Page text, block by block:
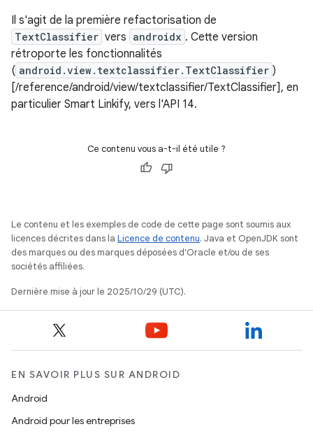
Il s'agit de la première refactorisation de
TextClassifier vers androidx . Cette version
rétroporte les fonctionnalités
( android.view.textclassifier.TextClassifier )
[/reference/android/view/textclassifier/TextClassifier], en
particulier Smart Linkify, vers l'API 14.
Ce contenu vous a-t-il été utile ?
Le contenu et les exemples de code de cette page sont soumis aux
licences décrites dans la Licence de contenu. Java et OpenJDK sont
des marques ou des marques déposées d'Oracle et/ou de ses
sociétés affiliées.
Dernière mise à jour le 2025/10/29 (UTC).
EN SAVOIR PLUS SUR ANDROID
Android
Android pour les entreprises